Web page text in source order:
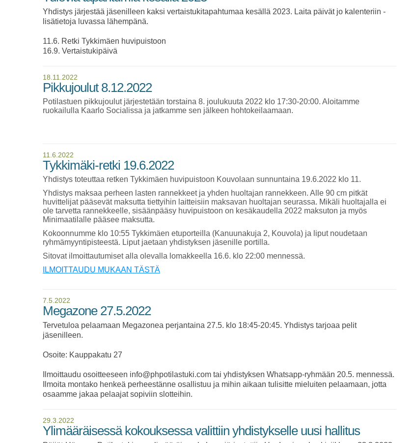
Yhdistys järjestää jäsenilleen kaksi vertaistukitapahtumaa kesällä 2023. Laita päivät jo kalenteriin -
lisätietoja luvassa lähempänä.
11.6. Retki Tykkimäen huvipuistoon
16.9. Vertaistukipäivä
18.11.2022
Pikkujoulut 8.12.2022
Potilastuen pikkujoulut järjestetään torstaina 8. joulukuuta 2022 klo 17:30-20:00. Aloitamme
ruokailulla Kaarlo Socialissa ja jatkamme sen jälkeen hohtokeilaamaan.
11.6.2022
Tykkimäki-retki 19.6.2022
Yhdistys toteuttaa retken Tykkimäen huvipuistoon Kouvolaan sunnuntaina 19.6.2022 klo 11.
Yhdistys maksaa perheen lasten rannekkeet ja yhden huoltajan rannekkeen. Alle 90 cm pitkät
huvittelijat pääsevät maksutta tiettyihin laitteisiin maksavan huoltajan seurassa. Mikäli huoltajalla ei
ole tarvetta rannekkeelle, sisäänpääsy huvipuistoon on kesäkaudella 2022 maksuton ja myös
Minimaatilalle pääsee maksutta.
Kokoonnumme klo 10:55 Tykkimäen etuporteilla (Kanuunakuja 2, Kouvola) ja liput noudetaan
ryhmämyyntipisteestä. Liput jaetaan yhdistyksen jäsenille portilla.
Sitovat ilmoittautumiset alla olevalla lomakkeella 16.6. klo 22:00 mennessä.
ILMOITTAUDU MUKAAN TÄSTÄ
7.5.2022
Megazone 27.5.2022
Tervetuloa pelaamaan Megazonea perjantaina 27.5. klo 18:45-20:45. Yhdistys tarjoaa pelit
jäsenilleen.
Osoite: Kauppakatu 27
Ilmoittaudu osoitteeseen info@phpotilastuki.com tai yhdistyksen Whatsapp-ryhmään 20.5. mennessä.
Ilmoita montako henkeä perheestänne osallistuu ja mihin aikaan tulisitte mieluiten pelaamaan, jotta
osaamme jakaa pelaajat sopiviin slotteihin.
29.3.2022
Ylimääräisessä kokouksessa valittiin yhdistykselle uusi hallitus